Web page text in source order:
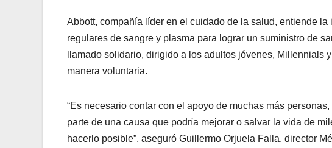
Abbott, compañía líder en el cuidado de la salud, entiende
regulares de sangre y plasma para lograr un suministro de
llamado solidario, dirigido a los adultos jóvenes, Millennials
manera voluntaria.
“Es necesario contar con el apoyo de muchas más
parte de una causa que podría mejorar o salvar la vida de
hacerlo posible”, aseguró Guillermo Orjuela Falla, director